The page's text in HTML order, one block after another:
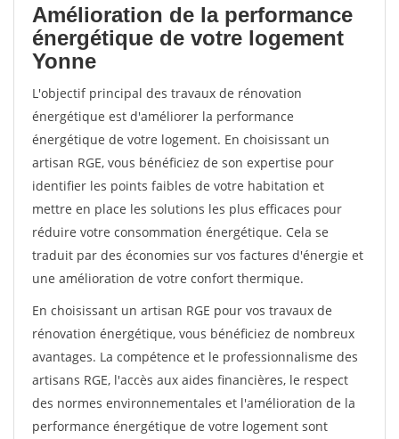
Amélioration de la performance
énergétique de votre logement
Yonne
L'objectif principal des travaux de rénovation
énergétique est d'améliorer la performance
énergétique de votre logement. En choisissant un
artisan RGE, vous bénéficiez de son expertise pour
identifier les points faibles de votre habitation et
mettre en place les solutions les plus efficaces pour
réduire votre consommation énergétique. Cela se
traduit par des économies sur vos factures d'énergie et
une amélioration de votre confort thermique.
En choisissant un artisan RGE pour vos travaux de
rénovation énergétique, vous bénéficiez de nombreux
avantages. La compétence et le professionnalisme des
artisans RGE, l'accès aux aides financières, le respect
des normes environnementales et l'amélioration de la
performance énergétique de votre logement sont